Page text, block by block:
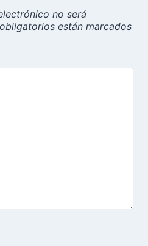
no será
están marcados